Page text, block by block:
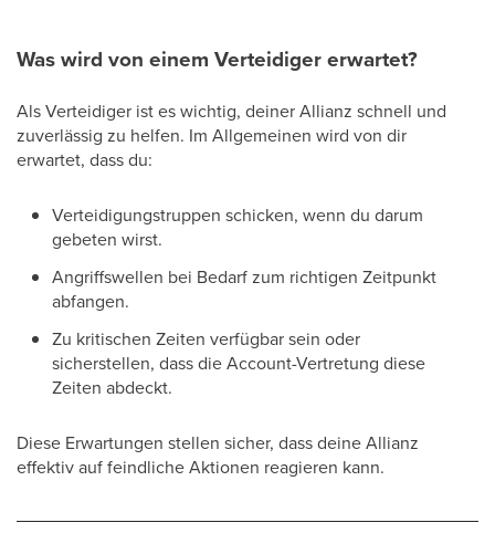
Was wird von einem Verteidiger erwartet?
Als Verteidiger ist es wichtig, deiner Allianz schnell und
zuverlässig zu helfen. Im Allgemeinen wird von dir
erwartet, dass du:
Verteidigungstruppen schicken, wenn du darum
gebeten wirst.
Angriffswellen bei Bedarf zum richtigen Zeitpunkt
abfangen.
Zu kritischen Zeiten verfügbar sein oder
sicherstellen, dass die Account-Vertretung diese
Zeiten abdeckt.
Diese Erwartungen stellen sicher, dass deine Allianz
effektiv auf feindliche Aktionen reagieren kann.